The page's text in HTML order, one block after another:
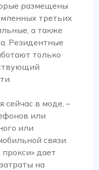
размещены
третьих
а также
Резидентные
только
сейчас в моде, –
или
или
связи.
дает
на